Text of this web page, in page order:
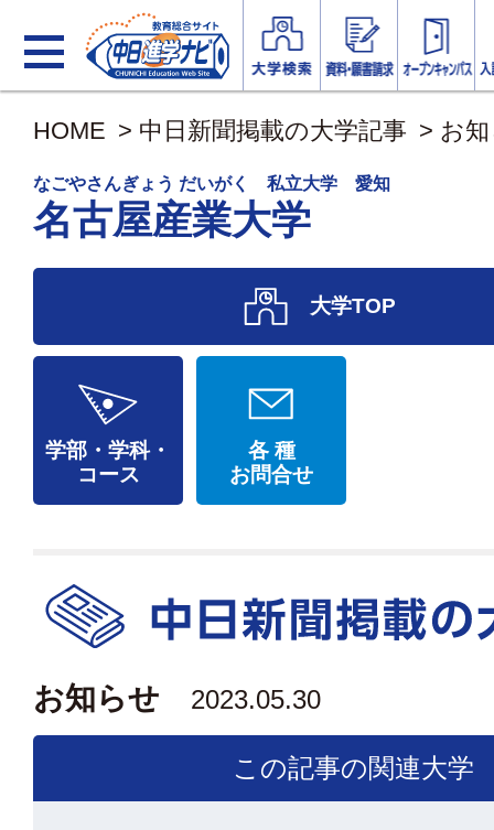
HOME > 中日新聞掲載の大学記事 > お
なごやさんぎょう だいがく 私立大学 愛知
名古屋産業大学
大学TOP
学部・学科・
コース
各 種
お問合せ
お知らせ 2023.05.30
この記事の関連大学